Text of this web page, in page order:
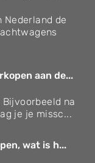
Nederland de
aan de...
na
je je missc...
wat is h...